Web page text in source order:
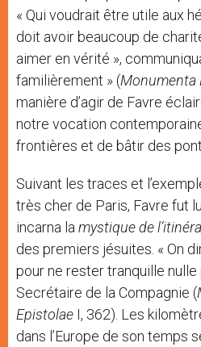
« Qui voudrait être utile aux
doit avoir beaucoup de
aimer en vérité »,
familièrement » (Monumenta
manière d’agir de Favre
notre vocation
frontières et de bâtir des
Suivant les traces et
très cher de Paris, Favre fut
incarna la mystique de
des premiers jésuites. « On
pour ne rester tranquille nulle
Secrétaire de la Compagnie (
Epistolae I, 362). Les
dans l’Europe de son temps